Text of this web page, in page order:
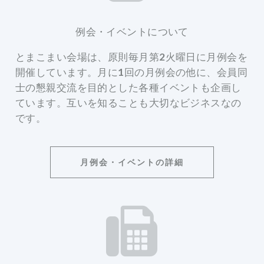
例会・イベントについて
とまこまい会場は、原則毎月第2火曜日に月例会を
開催しています。月に1回の月例会の他に、会員同
士の懇親交流を目的とした各種イベントも企画し
ています。互いを知ることも大切なビジネスなの
です。
月例会・イベントの詳細